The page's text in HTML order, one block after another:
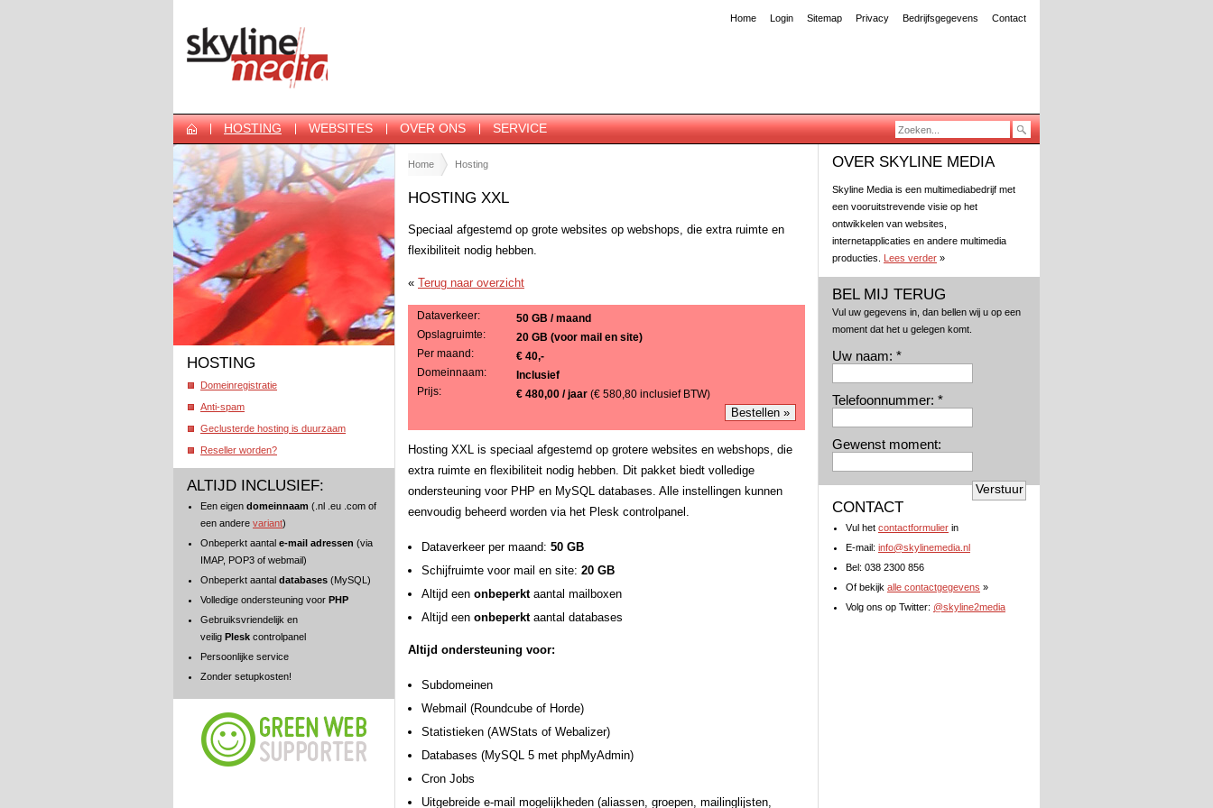
Home Login Sitemap Privacy Bedrijfsgegevens Contact
HOSTING WEBSITES OVER ONS SERVICE
HOSTING
Domeinregistratie
Anti-spam
Geclusterde hosting is duurzaam
Reseller worden?
ALTIJD INCLUSIEF:
Een eigen domeinnaam (.nl .eu .com of
een andere variant)
Onbeperkt aantal e-mail adressen (via
IMAP, POP3 of webmail)
Onbeperkt aantal databases (MySQL)
Volledige ondersteuning voor PHP
Gebruiksvriendelijk en
veilig Plesk controlpanel
Persoonlijke service
Zonder setupkosten!
Home Hosting
HOSTING XXL
Speciaal afgestemd op grote websites op webshops, die extra ruimte en
flexibiliteit nodig hebben.
« Terug naar overzicht
Dataverkeer:
50 GB / maand
Opslagruimte:
20 GB (voor mail en site)
Per maand:
€ 40,-
Domeinnaam:
Inclusief
Prijs:
€ 480,00 / jaar (€ 580,80 inclusief BTW)
Hosting XXL is speciaal afgestemd op grotere websites en webshops, die
extra ruimte en flexibiliteit nodig hebben. Dit pakket biedt volledige
ondersteuning voor PHP en MySQL databases. Alle instellingen kunnen
eenvoudig beheerd worden via het Plesk controlpanel.
Dataverkeer per maand: 50 GB
Schijfruimte voor mail en site: 20 GB
Altijd een onbeperktaantal mailboxen
Altijd een onbeperktaantal databases
Altijd ondersteuning voor:
Subdomeinen
Webmail (Roundcube of Horde)
Statistieken (AWStats of Webalizer)
Databases (MySQL 5 met phpMyAdmin)
Cron Jobs
Uitgebreide e-mail mogelijkheden (aliassen, groepen, mailinglijsten,
OVER SKYLINE MEDIA
Skyline Media is een multimediabedrijf met
een vooruitstrevende visie op het
ontwikkelen van websites,
internetapplicaties en andere multimedia
producties. Lees verder »
BEL MIJ TERUG
Vul uw gegevens in, dan bellen wij u op een
moment dat het u gelegen komt.
Uw naam: *
Telefoonnummer: *
Gewenst moment:
CONTACT
Vul het contactformulier in
E-mail: info@skylinemedia.nl
Bel: 038 2300 856
Of bekijk alle contactgegevens »
Volg ons op Twitter: @skyline2media